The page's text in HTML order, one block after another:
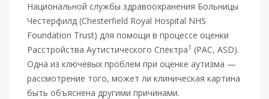
Национальной службы здравоохранения Больницы
Честерфилд (Chesterfield Royal Hospital NHS
Foundation Trust) для помощи в процессе оценки
Расстройства Аутистического Спектра1 (РАС, ASD).
Одна из ключевых проблем при оценке аутизма —
рассмотрение того, может ли клиническая картина
быть объяснена другими причинами.